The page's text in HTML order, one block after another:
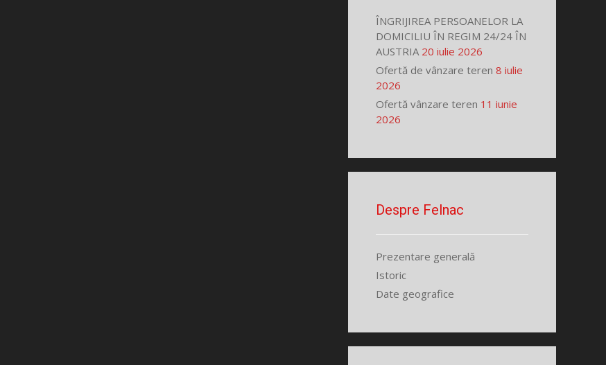
ÎNGRIJIREA PERSOANELOR LA
DOMICILIU ÎN REGIM 24/24 ÎN
AUSTRIA 20 iulie 2026
Ofertă de vânzare teren 8 iulie
2026
Ofertă vânzare teren 11 iunie
2026
Despre Felnac
Prezentare generală
Istoric
Date geografice